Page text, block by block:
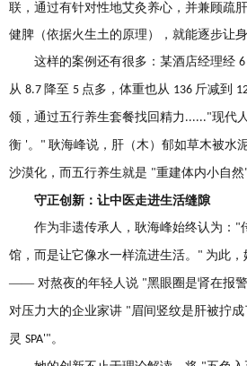
联，通过有针对性地艾灸养心，并兼顾疏
健脾（依据火生土的原理），就能逐步让
这样的案例还有很多：某酒店经理经 6
从 8.7 降至 5 点多，体重也从 136 斤减到
领，通过五行养生套餐找回精力 ......"现代
衡 '。 " 耿海峰说，肝（木）郁如草木被水
沙漠化，而五行养生就是 "重建体内小自然
守正创新：让中医走进生活缝隙
作为非遗传承人，耿海峰始终认为： "
馆，而是让它像水一样流进生活。 " 为此，
—— 对熬夜的年轻人说 "黑眼圈是肾在报
对压力大的企业家讲 "眉间竖纹是肝被拧
灵 SPA'"。